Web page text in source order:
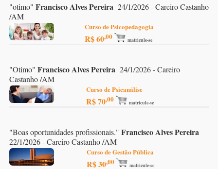
"otimo" Francisco Alves Pereira 24/1/2026 - Careiro Castanho
/AM
Curso de Psicopedagogia
R$ 60,00 matricule-se
"Otimo" Francisco Alves Pereira 24/1/2026 - Careiro
Castanho /AM
Curso de Psicanálise
R$ 70,00 matricule-se
"Boas oportunidades profissionais." Francisco Alves Pereira
22/1/2026 - Careiro Castanho /AM
Curso de Gestão Pública
R$ 30,00 matricule-se